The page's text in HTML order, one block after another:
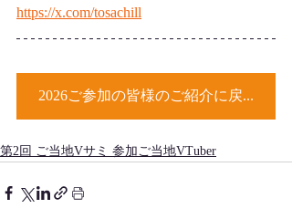
https://x.com/tosachill
2026ご参加の皆様のご紹介に戻る
第2回 ご当地Vサミ 参加ご当地VTuber